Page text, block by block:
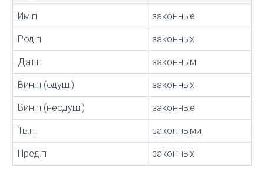
Им.п законные
Род.п законных
Дат.п законным
Вин.п (одуш.) законных
Вин.п (неодуш.) законные
Тв.п законными
Пред.п законных